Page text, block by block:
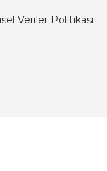
Veriler Politikası